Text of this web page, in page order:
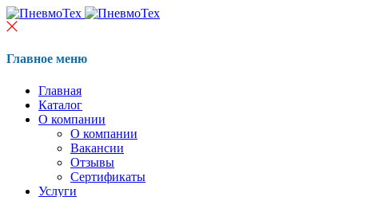
Главное меню
Главная
Каталог
О компании
О компании
Вакансии
Отзывы
Сертификаты
Услуги